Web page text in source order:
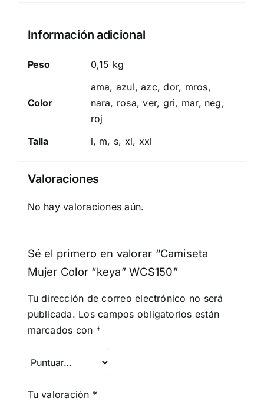
Información adicional
Peso 0,15 kg
Color
ama, azul, azc, dor, mros,
nara, rosa, ver, gri, mar, neg,
roj
Talla
l, m, s, xl, xxl
Valoraciones
No hay valoraciones aún.
Sé el primero en valorar “Camiseta
Mujer Color “keya” WCS150”
Tu dirección de correo electrónico no será
publicada. Los campos obligatorios están
marcados con *
Tu valoración *